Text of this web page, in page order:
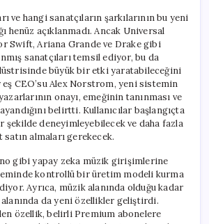
ve hangi sanatçıların şarkılarının bu yeni
henüz açıklanmadı. Ancak Universal
Swift, Ariana Grande ve Drake gibi
sanatçıları temsil ediyor, bu da
büyük bir etki yaratabileceğini
CEO’su Alex Norstrom, yeni sistemin
onayı, emeğinin tanınması ve
belirtti. Kullanıcılar başlangıçta
şekilde deneyimleyebilecek ve daha fazla
almaları gerekecek.
gibi yapay zeka müzik girişimlerine
kontrollü bir üretim modeli kurma
Ayrıca, müzik alanında olduğu kadar
da yeni özellikler geliştirdi.
özellik, belirli Premium abonelere